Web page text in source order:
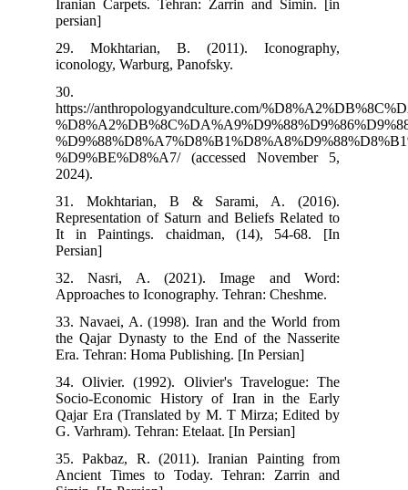
Iranian Carpets. Tehran: Zarrin and Simin. [in
29. Mokhtarian, B. (2011). Iconography,
iconology, Warburg, Panofsky.
https://anthropologyandculture.com/
%D9%BE%D8%A7/ (accessed November 5,
31. Mokhtarian, B & Sarami, A. (2016).
Representation of Saturn and Beliefs Related to
It in Paintings. chaidman, (14), 54-68. [In
32. Nasri, A. (2021). Image and Word:
Approaches to Iconography. Tehran: Cheshme.
33. Navaei, A. (1998). Iran and the World from
the Qajar Dynasty to the End of the Nasserite
Era. Tehran: Homa Publishing. [In Persian]
34. Olivier. (1992). Olivier's Travelogue: The
Socio-Economic History of Iran in the Early
Qajar Era (Translated by M. T Mirza; Edited by
G. Varhram). Tehran: Etelaat. [In Persian]
35. Pakbaz, R. (2011). Iranian Painting from
Ancient Times to Today. Tehran: Zarrin and